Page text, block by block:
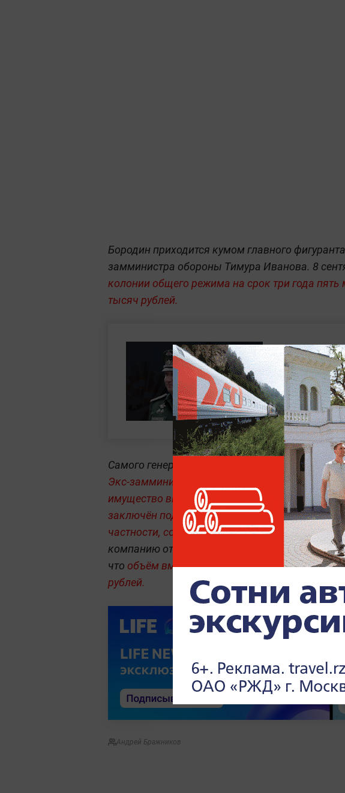
Бородин приходится кумом главного
замминистра обороны Тимура Иванова. 8
колонии общего режима на срок три года
тысяч рублей.
Как
Иванова
стройки
его женой
Самого генерала Иванова задержали 24
Экс-замминистра обороны подозревают в
имущество высокопоставленного военного
заключён под стражу.Также в СИЗО
частности, совладелец ООО
компанию отвечала за строительные работы
что объём вменяемой Иванову взятки
рублей.
Андрей Бражников